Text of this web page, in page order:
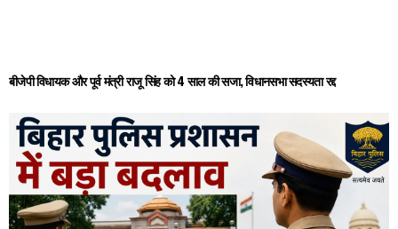
बीजेपी विधायक और पूर्व मंत्री राजू सिंह को 4 साल की सजा, विधानसभा सदस्यता रद्द